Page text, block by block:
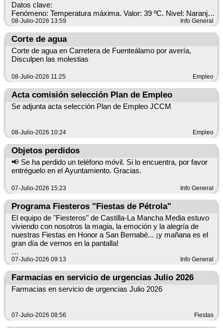
Y cualquier otra consulta que surja.
Ya puedes realizar tu inscripción a través del QR de cada una
de las ofertas o en
https://empleo.castillalamancha.es/public/ofertas-publica
Datos clave:
Fenómeno: Temperatura máxima. Valor: 39 ºC. Nivel: Naranja.
Ámbito geográfico: Albacete; Hora de comienzo: miércoles, 8
Recomendaciones:
Evite la exposición prolongada al sol y las actividades físicas
intensas durante el periodo de aviso (13:00–21:00 h del
miércoles, 8 de julio de 2026). Beba agua con frecuencia y
evite las bebidas alcohólicas en exceso. Use ropa ligera, gorra
o sombrero y protector solar. Extreme las precauciones con
personas vulnerables: personas mayores, bebés, niños y
quienes padecen enfermedades crónicas. No deje a niños ni
Manténgase atento a las actualizaciones oficiales y siga las
indicaciones de los servicios de emergencia y de salud.
08-Julio-2026 13:59 Info General
Corte de agua
Corte de agua en Carretera de Fuenteálamo por avería,
Disculpen las molestias
08-Julio-2026 11:25 Empleo
Acta comisión selección Plan de Empleo
Se adjunta acta selección Plan de Empleo JCCM
08-Julio-2026 10:24 Empleo
Objetos perdidos
📢 Se ha perdido un teléfono móvil. Si lo encuentra, por favor
entréguelo en el Ayuntamiento. Gracias.
07-Julio-2026 15:23 Info General
Programa Fiesteros "Fiestas de Pétrola"
El equipo de "Fiesteros" de Castilla-La Mancha Media estuvo
viviendo con nosotros la magia, la emoción y la alegría de
nuestras Fiestas en Honor a San Bernabé... ¡y mañana es el
gran día de vernos en la pantalla!
Apunta bien el plan para repasar los mejores momentos de
¿Cuándo? Mañana, miércoles 8 de julio.
¿Dónde? En la televisión autonómica CMM.
07-Julio-2026 09:13 Info General
Farmacias en servicio de urgencias Julio 2026
Farmacias en servicio de urgencias Julio 2026
07-Julio-2026 08:56 Fiestas